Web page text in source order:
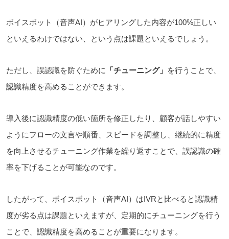
ボイスボット（音声AI）がヒアリングした内容が100%正しい
といえるわけではない、という点は課題といえるでしょう。
ただし、誤認識を防ぐために 「チューニング」 を行うことで、
認識精度を高めることができます。
導入後に認識精度の低い箇所を修正したり、顧客が話しやすい
ようにフローの文言や順番、スピードを調整し、継続的に精度
を向上させるチューニング作業を繰り返すことで、誤認識の確
率を下げることが可能なのです。
したがって、ボイスボット（音声AI）はIVRと比べると認識精
度が劣る点は課題といえますが、定期的にチューニングを行う
ことで、認識精度を高めることが重要になります。